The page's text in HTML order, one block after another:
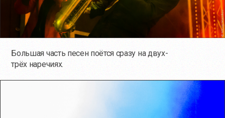
Большая часть песен поётся сразу на двух-
трёх наречиях.